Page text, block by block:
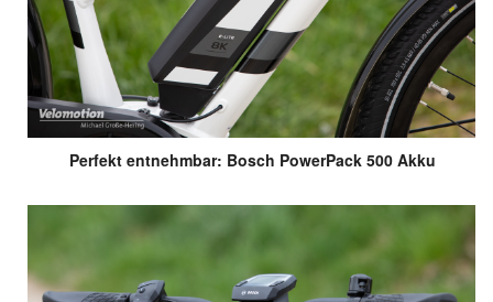
Perfekt entnehmbar: Bosch PowerPack 500 Akku